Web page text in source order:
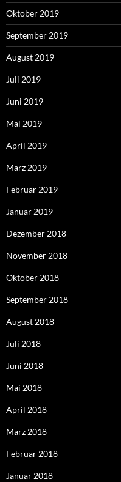
Oktober 2019
September 2019
August 2019
Juli 2019
Juni 2019
Mai 2019
April 2019
März 2019
Februar 2019
Januar 2019
Dezember 2018
November 2018
Oktober 2018
September 2018
August 2018
Juli 2018
Juni 2018
Mai 2018
April 2018
März 2018
Februar 2018
Januar 2018